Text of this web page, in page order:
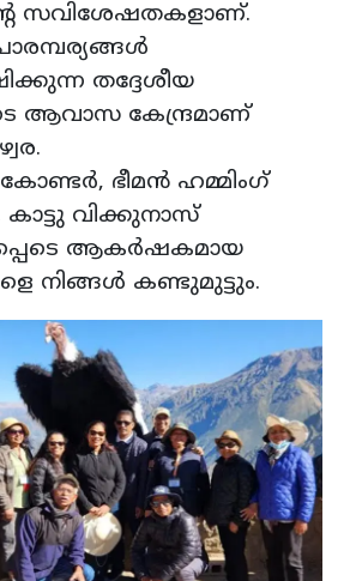
സവിശേഷതകളാണ്.
തദ്ദേശീയ
ആവാസ കേന്ദ്രമാണ്
ഭീമൻ ഹമ്മിംഗ്
വിക്കുനാസ്
ആകർഷകമായ
നിങ്ങൾ കണ്ടുമുട്ടും.